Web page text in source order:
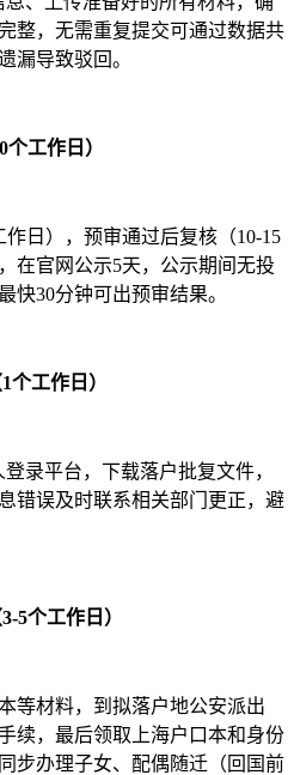
整，无需重复提交可通过数据共
漏导致驳回。
工作日）
日），预审通过后复核（10-15
在官网公示5天，公示期间无投
快30分钟可出预审结果。
工作日）
录平台，下载落户批复文件，
错误及时联系相关部门更正，避
5个工作日）
等材料，到拟落户地公安派出
续，最后领取上海户口本和身份
步办理子女、配偶随迁（回国前